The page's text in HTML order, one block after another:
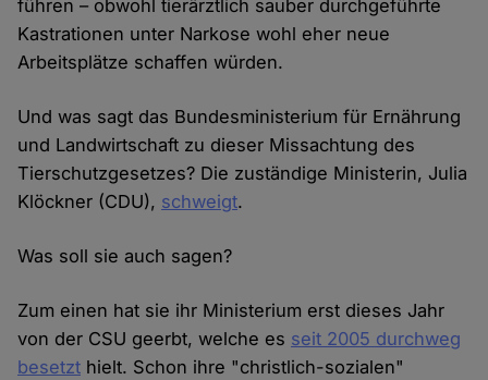
führen – obwohl tierärztlich sauber durchgeführte
Kastrationen unter Narkose wohl eher neue
Arbeitsplätze schaffen würden.
Und was sagt das Bundesministerium für Ernährung
und Landwirtschaft zu dieser Missachtung des
Tierschutzgesetzes? Die zuständige Ministerin, Julia
Klöckner (CDU), schweigt.
Was soll sie auch sagen?
Zum einen hat sie ihr Ministerium erst dieses Jahr
von der CSU geerbt, welche es seit 2005 durchweg
besetzt hielt. Schon ihre "christlich-sozialen"